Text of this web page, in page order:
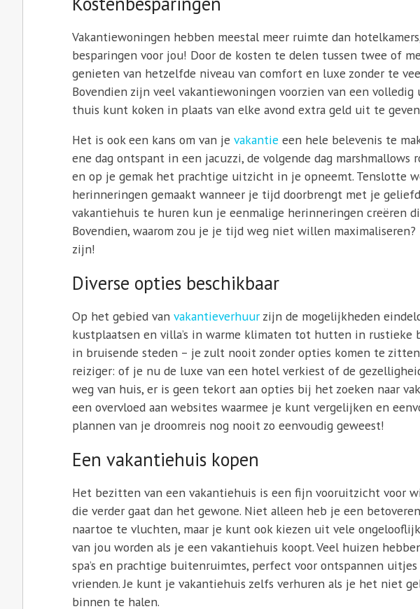
Vakantiewoningen hebben meestal meer ruimte dan
besparingen voor jou! Door de kosten te delen tussen twee of
genieten van hetzelfde niveau van comfort en luxe zonder te
Bovendien zijn veel vakantiewoningen voorzien van een
thuis kunt koken in plaats van elke avond extra geld uit te
Het is ook een kans om van jevakantie een hele belevenis te
ene dag ontspant in een jacuzzi, de volgende dag marshmallows
en op je gemak het prachtige uitzicht in je opneemt. Tenslotte
herinneringen gemaakt wanneer je tijd doorbrengt met je
vakantiehuis te huren kun je eenmalige herinneringen creëren
Bovendien, waarom zou je je tijd weg niet willen
zijn!
Diverse opties beschikbaar
Op het gebied vanvakantieverhuur zijn de mogelijkheden
kustplaatsen en villa’s in warme klimaten tot hutten in rustieke
in bruisende steden – je zult nooit zonder opties komen te
reiziger: of je nu de luxe van een hotel verkiest of de
weg van huis, er is geen tekort aan opties bij het zoeken naar
een overvloed aan websites waarmee je kunt vergelijken en
plannen van je droomreis nog nooit zo eenvoudig geweest!
Een vakantiehuis kopen
Het bezitten van een vakantiehuis is een fijn vooruitzicht voor
die verder gaat dan het gewone. Niet alleen heb je een
naartoe te vluchten, maar je kunt ook kiezen uit vele
van jou worden als je een vakantiehuis koopt. Veel huizen
spa’s en prachtige buitenruimtes, perfect voor ontspannen
vrienden. Je kunt je vakantiehuis zelfs verhuren als je het niet
binnen te halen.